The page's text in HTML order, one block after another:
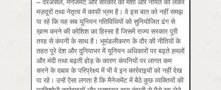
मज़दूरों तथा नेतृत्‍व में काफी भ्रम है। वे इस बात को नहीं समझ
पा रहे कि यह सब यूनियन गतिविधियों को सुनियोजित ढंग से
ख़त्‍म करने की कोशिश का हिस्‍सा है जिसमें राज्‍य सरकार पूरी
तरह से कंपनी के साथ है। भूमंडलीकरण के दौर की नीतियों के
तहत पूरे देश और दुनियाभर में यूनियन अधिकारों पर बढ़ते हमलों
और मंदी तथा बढ़ती होड़ के कारण कंपनियों पर लागत कम
करने के दबाव के परिप्रेक्ष्‍य में भी वे इन कार्रवाइयों को नहीं देख
पा रहे। उन्‍हें ऐसा लगता है कि मैनेजमेंट में बैठे कुछ व्‍यक्तियों की